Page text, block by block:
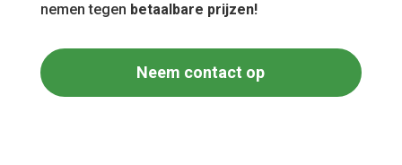
nemen tegen betaalbare prijzen!
Neem contact op